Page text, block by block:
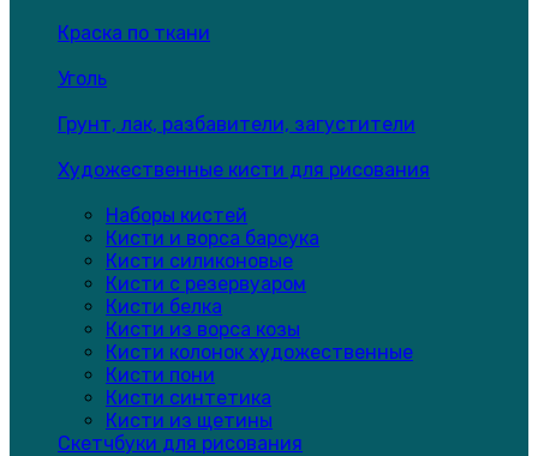
Краска по ткани
Уголь
Грунт, лак, разбавители, загустители
Художественные кисти для рисования
Наборы кистей
Кисти и ворса барсука
Кисти силиконовые
Кисти с резервуаром
Кисти белка
Кисти из ворса козы
Кисти колонок художественные
Кисти пони
Кисти синтетика
Кисти из щетины
Скетчбуки для рисования